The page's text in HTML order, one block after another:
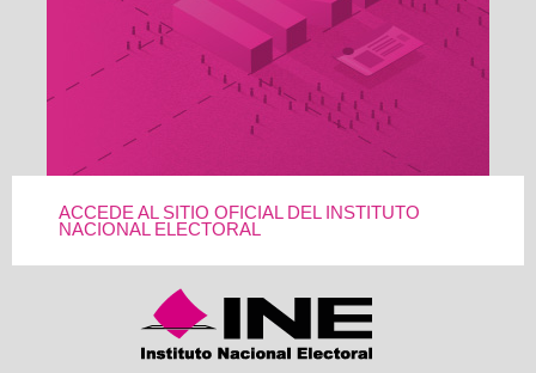
ACCEDE AL SITIO OFICIAL DEL INSTITUTO
NACIONAL ELECTORAL